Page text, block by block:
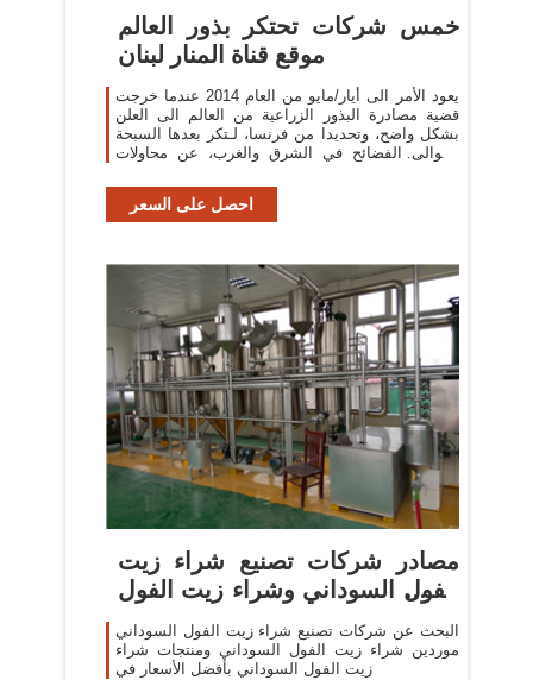
خمس شركات تحتكر بذور العالم
موقع قناة المنار لبنان
يعود الأمر الى أيار/مايو من العام 2014 عندما خرجت
قضية مصادرة البذور الزراعية من العالم الى العلن
بشكل واضح، وتحديدا من فرنسا، لـتكر بعدها السبحة
وتتوالى الفضائح في الشرق والغرب، عن محاولات
احصل على السعر
مصادر شركات تصنيع شراء زيت
الفول السوداني وشراء زيت الفول
السوداني في
البحث عن شركات تصنيع شراء زيت الفول السوداني
موردين شراء زيت الفول السوداني ومنتجات شراء
زيت الفول السوداني بأفضل الأسعار في